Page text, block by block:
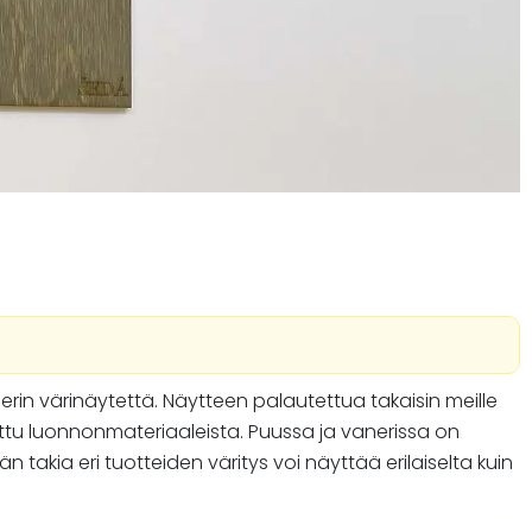
värinäytettä. Näytteen palautettua takaisin meille
luonnonmateriaaleista. Puussa ja vanerissa on
takia eri tuotteiden väritys voi näyttää erilaiselta kuin